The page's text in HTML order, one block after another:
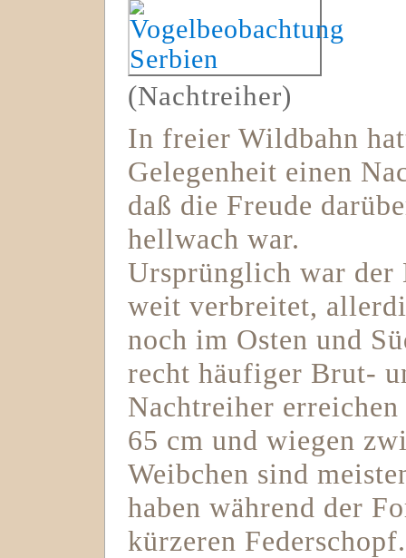
(Nachtreiher)
In freier Wildbahn
Gelegenheit einen
daß die Freude
hellwach war.
Ursprünglich war
weit verbreitet,
noch im Osten und
recht häufiger Brut-
Nachtreiher
65 cm und wiegen
Weibchen sind
haben während der
kürzeren